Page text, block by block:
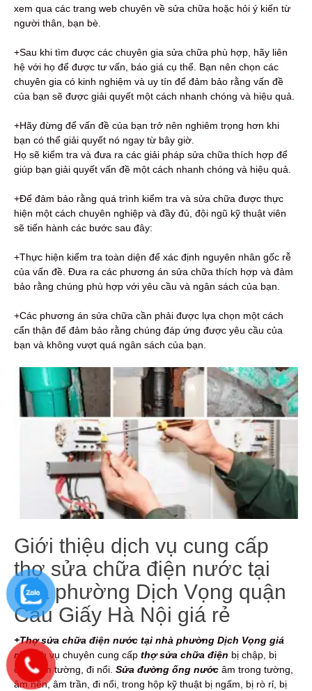
xem qua các trang web chuyên về sửa chữa hoặc hỏi ý kiến từ
người thân, bạn bè.
+Sau khi tìm được các chuyên gia sửa chữa phù hợp, hãy liên
hệ với họ để được tư vấn, báo giá cụ thể. Bạn nên chọn các
chuyên gia có kinh nghiệm và uy tín để đảm bảo rằng vấn đề
của bạn sẽ được giải quyết một cách nhanh chóng và hiệu quả.
+Hãy đừng để vấn đề của bạn trở nên nghiêm trọng hơn khi
bạn có thể giải quyết nó ngay từ bây giờ.
Họ sẽ kiểm tra và đưa ra các giải pháp sửa chữa thích hợp để
giúp bạn giải quyết vấn đề một cách nhanh chóng và hiệu quả.
+Để đảm bảo rằng quá trình kiểm tra và sửa chữa được thực
hiện một cách chuyên nghiệp và đầy đủ, đội ngũ kỹ thuật viên
sẽ tiến hành các bước sau đây:
+Thực hiện kiểm tra toàn diện để xác định nguyên nhân gốc rễ
của vấn đề. Đưa ra các phương án sửa chữa thích hợp và đảm
bảo rằng chúng phù hợp với yêu cầu và ngân sách của bạn.
+Các phương án sửa chữa cần phải được lựa chọn một cách
cẩn thận để đảm bảo rằng chúng đáp ứng được yêu cầu của
bạn và không vượt quá ngân sách của bạn.
Giới thiệu dịch vụ cung cấp
thợ sửa chữa điện nước tại
nhà phường Dịch Vọng quận
Cầu Giấy Hà Nội giá rẻ
+Thợ sửa chữa điện nước tại nhà phường Dịch Vọng giá
rẻ,dịch vụ chuyên cung cấp thợ sửa chữa điện bị chập, bị
cháy âm tường, đi nổi. Sửa đường ống nước âm trong tường,
âm nền, âm trần, đi nổi, trong hộp kỹ thuật bị ngấm, bị rò rỉ, bị